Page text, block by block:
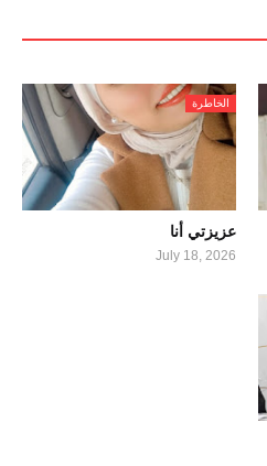
الخاطرة
عزيزتي أنا
July 18, 2026